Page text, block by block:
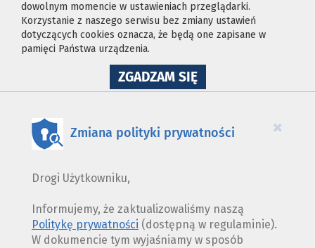
dowolnym momencie w ustawieniach przeglądarki.
Korzystanie z naszego serwisu bez zmiany ustawień
dotyczących cookies oznacza, że będą one zapisane w
pamięci Państwa urządzenia.
ZGADZAM SIĘNA
WYKORZYSTANIE
×
Zmiana polityki prywatności
Drogi Użytkowniku,
Informujemy, że zaktualizowaliśmy naszą
Politykę prywatności (dostępną w regulaminie).
W dokumencie tym wyjaśniamy w sposób